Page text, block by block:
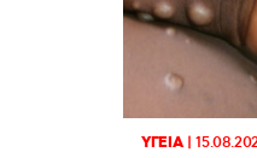
ΥΓΕΙΑ|